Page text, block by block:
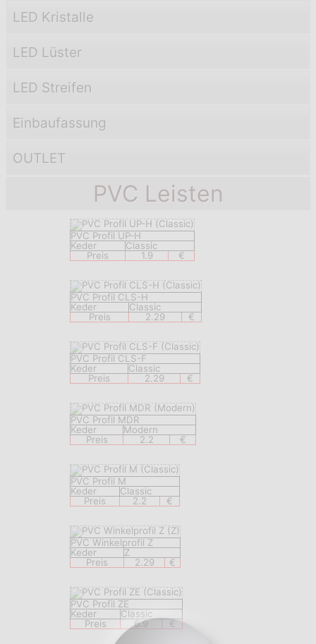
LED Kristalle
LED Lüster
LED Streifen
Einbaufassung
OUTLET
PVC Leisten
PVC Profil UP-H
Keder
Classic
Preis
1.9 €
PVC Profil CLS-H
Keder
Classic
Preis
2.29 €
PVC Profil CLS-F
Keder
Classic
Preis
2.29 €
PVC Profil MDR
Keder
Modern
Preis
2.2 €
PVC Profil M
Keder
Classic
Preis
2.2 €
PVC Winkelprofil Z
Keder
Z
Preis
2.29 €
PVC Profil ZE
Keder
Classic
Preis
6.9 €